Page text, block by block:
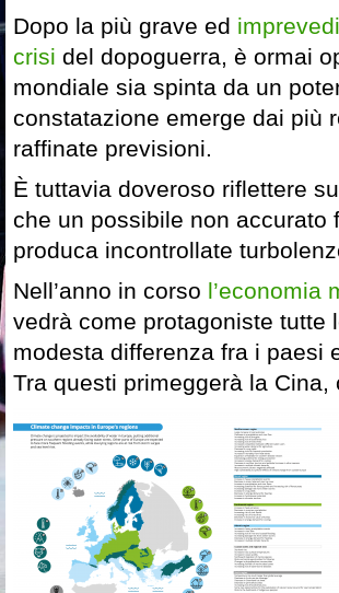
Dopo la più grave ed
crisi del dopoguerra, è ormai
mondiale sia spinta da un
constatazione emerge dai più
raffinate previsioni.
È tuttavia doveroso riflettere
che un possibile non accurato
produca incontrollate
Nell’anno in corso l’economia
vedrà come protagoniste tutte
modesta differenza fra i paesi
Tra questi primeggerà la Cina,